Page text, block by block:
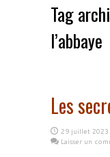
Tag
l’abbaye
Les
29 juillet 2023
Laisser un